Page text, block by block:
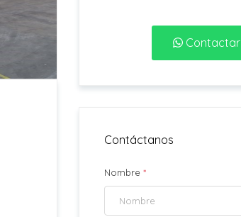
Contactar
Contáctanos
Nombre *